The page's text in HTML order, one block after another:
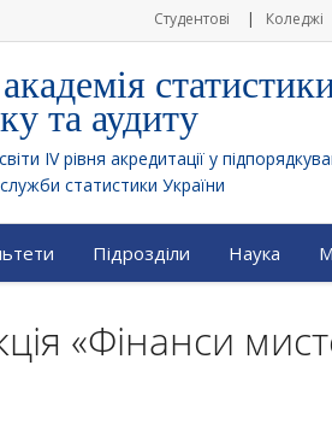
Студентові Коледжі
та аудиту
IV рівня акредитації у
статистики України
Підрозділи Наука
«Фінанси